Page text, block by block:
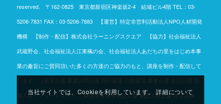
reserved. 〒162-0825 東京都新宿区神楽坂2-4 結城ビル4階TEL：03-
5206-7831 FAX：03-5206-7883 【運営】特定非営利活動法人NPO人材開発
機構 【制作・配信】株式会社ラーニングスクエア 【協力】社会福祉法人
武蔵野会、社会福祉法人江東楓の会、社会福祉法人あだちの里をはじめ本事
業の趣旨にご賛同頂いた多くの方達のご協力のもと、講座を制作・配信して
います。（居宅介護 重度訪問介護 同行援護 行動援護 療養介護 生活介護 短
期入所「ショートステイ」 重度障害者等包括支援 施設入所支援 自立訓練
当社サイトでは、Cookieを利用しています。 詳細について